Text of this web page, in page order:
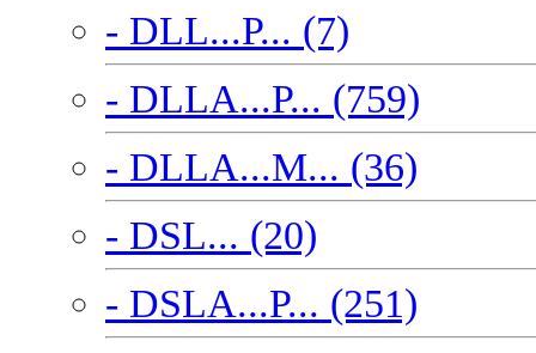
- DLL...P... (7)
- DLLA...P... (759)
- DLLA...M... (36)
- DSL... (20)
- DSLA...P... (251)